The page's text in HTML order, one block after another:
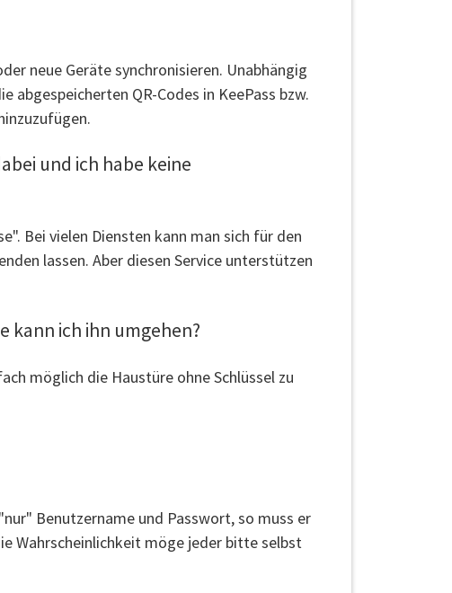
neue Geräte synchronisieren. Unabhängig
QR-Codes in KeePass bzw.
und ich habe keine
Bei vielen Diensten kann man sich für den
lassen. Aber diesen Service unterstützen
kann ich ihn umgehen?
möglich die Haustüre ohne Schlüssel zu
Benutzername und Passwort, so muss er
Wahrscheinlichkeit möge jeder bitte selbst